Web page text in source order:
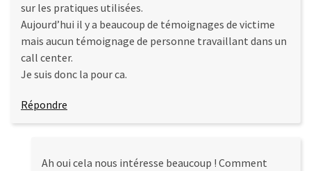
sur les pratiques utilisées.
Aujourd’hui il y a beaucoup de témoignages de victime
mais aucun témoignage de personne travaillant dans un
call center.
Je suis donc la pour ca.
Répondre
Ah oui cela nous intéresse beaucoup ! Comment